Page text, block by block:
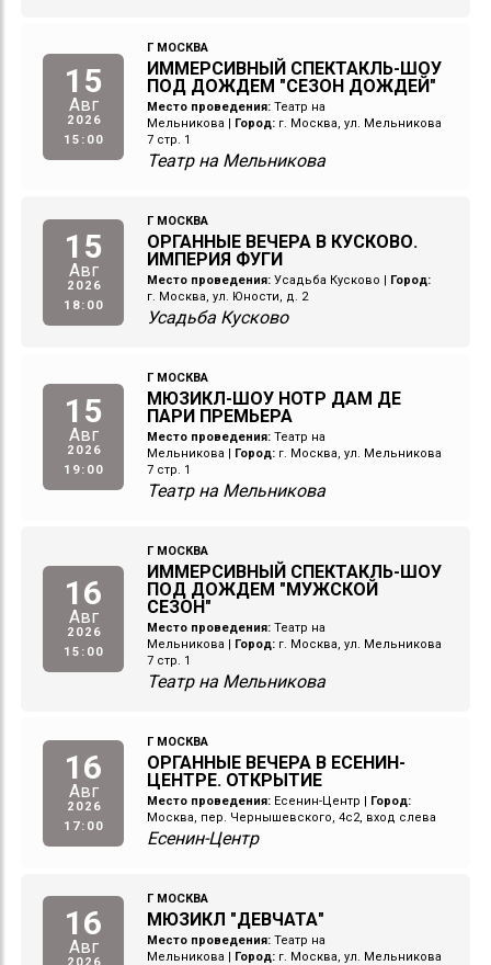
15
Авг
2026
15:00
Г МОСКВА
ИММЕРСИВНЫЙ СПЕКТАКЛЬ-ШОУ
ПОД ДОЖДЕМ "СЕЗОН ДОЖДЕЙ"
Место проведения: Театр на
Мельникова
Город: г. Москва, ул. Мельникова
7 стр. 1
Театр на Мельникова
15
Авг
2026
18:00
Г МОСКВА
ОРГАННЫЕ ВЕЧЕРА В КУСКОВО.
ИМПЕРИЯ ФУГИ
Место проведения: Усадьба Кусково
Город:
г. Москва, ул. Юности, д. 2
Усадьба Кусково
15
Авг
2026
19:00
Г МОСКВА
МЮЗИКЛ-ШОУ НОТР ДАМ ДЕ
ПАРИ ПРЕМЬЕРА
Место проведения: Театр на
Мельникова
Город: г. Москва, ул. Мельникова
7 стр. 1
Театр на Мельникова
16
Авг
2026
15:00
Г МОСКВА
ИММЕРСИВНЫЙ СПЕКТАКЛЬ-ШОУ
ПОД ДОЖДЕМ "МУЖСКОЙ
СЕЗОН"
Место проведения: Театр на
Мельникова
Город: г. Москва, ул. Мельникова
7 стр. 1
Театр на Мельникова
16
Авг
2026
17:00
Г МОСКВА
ОРГАННЫЕ ВЕЧЕРА В ЕСЕНИН-
ЦЕНТРЕ. ОТКРЫТИЕ
Место проведения: Есенин-Центр
Город:
Москва, пер. Чернышевского, 4с2, вход слева
Есенин-Центр
16
Авг
Г МОСКВА
МЮЗИКЛ "ДЕВЧАТА"
Место проведения: Театр на
Мельникова
Город: г. Москва, ул. Мельникова